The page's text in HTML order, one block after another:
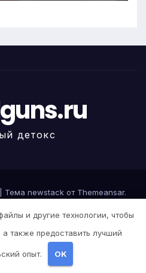
детокс
Тема newstack от Themeansar.
АвокадоАвокадоАвокадо
АвокадоАвокадо
Айзек Азимов — Основание
и другие технологии, чтобы
также предоставить лучший
опыт. OK